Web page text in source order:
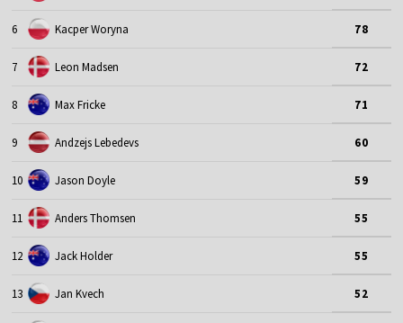
6 Kacper Woryna 78
7 Leon Madsen 72
8 Max Fricke 71
9 Andzejs Lebedevs 60
10 Jason Doyle 59
11 Anders Thomsen 55
12 Jack Holder 55
13 Jan Kvech 52